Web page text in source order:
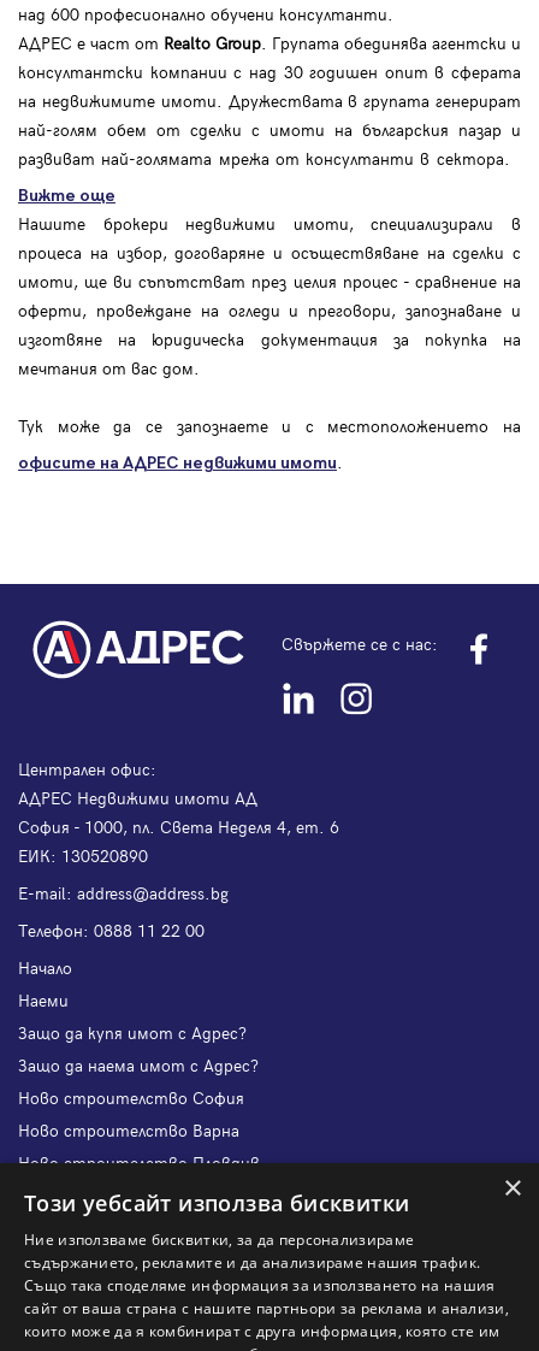
над 600 професионално обучени консултанти.
АДРЕС е част от Realto Group. Групата обединява агентски и
консултантски компании с над 30 годишен опит в сферата
на недвижимите имоти. Дружествата в групата генерират
най-голям обем от сделки с имоти на българския пазар и
развиват най-голямата мрежа от консултанти в сектора.
Вижте още
Нашите брокери недвижими имоти, специализирали в
процеса на избор, договаряне и осъществяване на сделки с
имоти, ще ви съпътстват през целия процес - сравнение на
оферти, провеждане на огледи и преговори, запознаване и
изготвяне на юридическа документация за покупка на
мечтания от вас дом.
Тук може да се запознаете и с местоположението на
офисите на АДРЕС недвижими имоти.
Свържете се с нас:
Централен офис:
АДРЕС Недвижими имоти АД
София - 1000, пл. Света Неделя 4, ет. 6
ЕИК: 130520890
Е-mail: address@address.bg
Телефон: 0888 11 22 00
Начало
Наеми
Защо да купя имот с Адрес?
Защо да наема имот с Адрес?
Ново строителство София
Ново строителство Варна
Ново строителство Пловдив
Ново строителство Бургас
Защо да отдам имот с Адрес?
Наши офиси
Кариери
×
Този уебсайт използва бисквитки
Ние използваме бисквитки, за да персонализираме
съдържанието, рекламите и да анализираме нашия трафик.
Също така споделяме информация за използването на нашия
сайт от ваша страна с нашите партньори за реклама и анализи,
които може да я комбинират с друга информация, която сте им